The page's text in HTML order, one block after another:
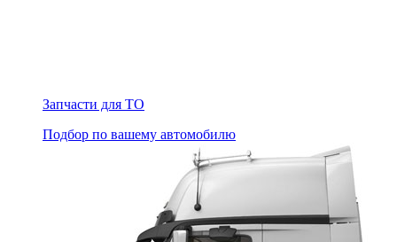
Запчасти для ТО
Подбор по вашему автомобилю